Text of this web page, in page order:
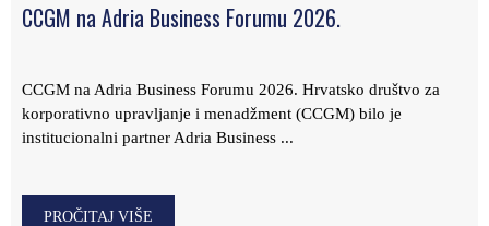
CCGM na Adria Business Forumu 2026.
CCGM na Adria Business Forumu 2026. Hrvatsko društvo za
korporativno upravljanje i menadžment (CCGM) bilo je
institucionalni partner Adria Business ...
PROČITAJ VIŠE